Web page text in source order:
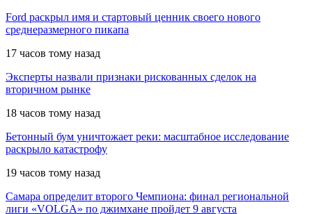
Ford раскрыл имя и стартовый ценник своего нового
среднеразмерного пикапа
17 часов тому назад
Эксперты назвали признаки рискованных сделок на
вторичном рынке
18 часов тому назад
Бетонный бум уничтожает реки: масштабное исследование
раскрыло катастрофу
19 часов тому назад
Самара определит второго Чемпиона: финал региональной
лиги «VOLGA» по джимхане пройдет 9 августа